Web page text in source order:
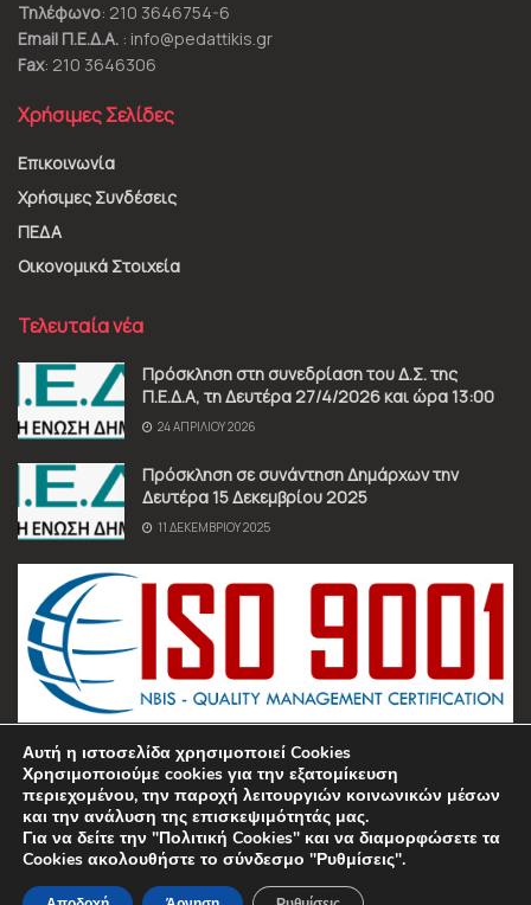
Τηλέφωνο: 210 3646754-6
Email Π.Ε.Δ.Α. : info@pedattikis.gr
Fax: 210 3646306
Χρήσιμες Σελίδες
Επικοινωνία
Χρήσιμες Συνδέσεις
ΠΕΔΑ
Οικονομικά Στοιχεία
Τελευταία νέα
Πρόσκληση στη συνεδρίαση του Δ.Σ. της
Π.Ε.Δ.Α, τη Δευτέρα 27/4/2026 και ώρα 13:00
24 ΑΠΡΙΛΊΟΥ 2026
Πρόσκληση σε συνάντηση Δημάρχων την
Δευτέρα 15 Δεκεμβρίου 2025
11 ΔΕΚΕΜΒΡΊΟΥ 2025
Όροι χρήσης Πολιτική Απορρήτου Επικοινωνία
© 2025 Π.Ε.Δ.Α. • All Rights Reserved • Manufactured by Sociality
Managed byREIDDL
Αυτή η ιστοσελίδα χρησιμοποιεί Cookies
Χρησιμοποιούμε cookies για την εξατομίκευση
περιεχομένου, την παροχή λειτουργιών κοινωνικών μέσων
και την ανάλυση της επισκεψιμότητάς μας.
Για να δείτε την "Πολιτική Cookies" και να διαμορφώσετε τα
Cookies ακολουθήστε το σύνδεσμο "Ρυθμίσεις".